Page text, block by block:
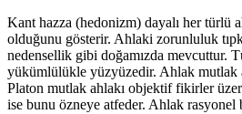
Kant hazza (hedonizm) dayalı her türlü
olduğunu gösterir. Ahlaki zorunluluk
nedensellik gibi doğamızda mevcuttur.
yükümlülükle yüzyüzedir. Ahlak mutlak
Platon mutlak ahlakı objektif fikirler
ise bunu özneye atfeder. Ahlak rasyonel